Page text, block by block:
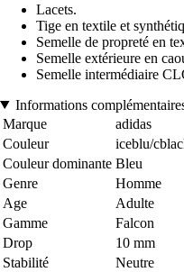
Lacets.
Tige en textile et
Semelle de propreté en
Semelle extérieure en
Semelle intermédiaire
Informations
Marque
adidas
Couleur
iceblu/
Couleur dominante Bleu
Genre
Homme
Age
Adulte
Gamme
Falcon
Drop
10 mm
Stabilité
Neutre